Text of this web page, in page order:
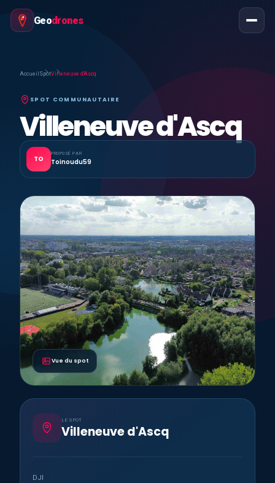
Geodrones
Accueil SpotVilleneuve d'Ascq
SPOT COMMUNAUTAIRE
Villeneuve d'Ascq
TO
PROPOSÉ PAR
Toinoudu59
Vue du spot
LE SPOT
Villeneuve d'Ascq
DJI